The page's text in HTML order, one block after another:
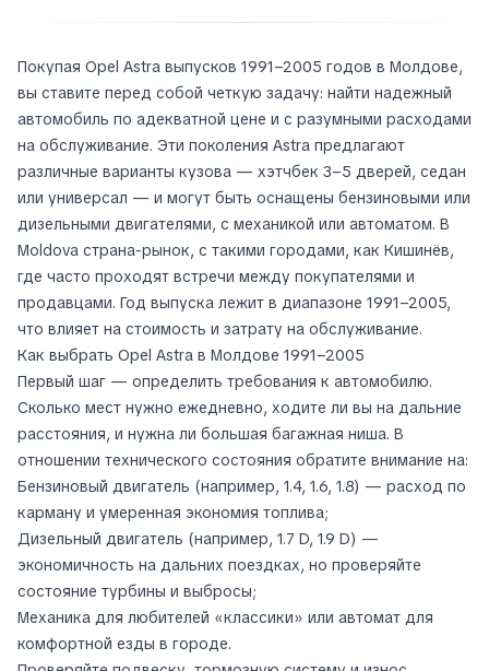
Покупая Opel Astra выпусков 1991–2005 годов в Молдове,
вы ставите перед собой четкую задачу: найти надежный
автомобиль по адекватной цене и с разумными расходами
на обслуживание. Эти поколения Astra предлагают
различные варианты кузова — хэтчбек 3–5 дверей, седан
или универсал — и могут быть оснащены бензиновыми или
дизельными двигателями, с механикой или автоматом. В
Moldova страна-рынок, с такими городами, как Кишинёв,
где часто проходят встречи между покупателями и
продавцами. Год выпуска лежит в диапазоне 1991–2005,
что влияет на стоимость и затрату на обслуживание.
Как выбрать Opel Astra в Молдове 1991–2005
Первый шаг — определить требования к автомобилю.
Сколько мест нужно ежедневно, ходите ли вы на дальние
расстояния, и нужна ли большая багажная ниша. В
отношении технического состояния обратите внимание на:
Бензиновый двигатель (например, 1.4, 1.6, 1.8) — расход по
карману и умеренная экономия топлива;
Дизельный двигатель (например, 1.7 D, 1.9 D) —
экономичность на дальних поездках, но проверяйте
состояние турбины и выбросы;
Механика для любителей «классики» или автомат для
комфортной езды в городе.